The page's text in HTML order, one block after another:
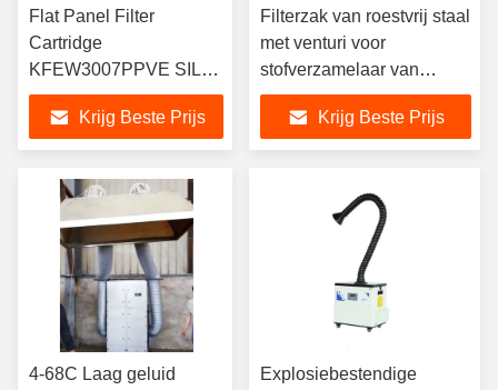
Flat Panel Filter
Cartridge
KFEW3007PPVE SILO
TOP R03 Industriële
stofverzamelaar
Krijg Beste Prijs
Filterzak van roestvrij staal
met venturi voor
stofverzamelaar van
elektriciteitscentrales
Krijg Beste Prijs
4-68C Laag geluid
Explosiebestendige